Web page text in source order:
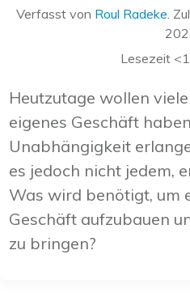
Verfasst von Roul Radeke.
Lesezeit <1
Heutzutage wollen
eigenes Geschäft
Unabhängigkeit
es jedoch nicht jedem,
Was wird benötigt, um
Geschäft aufzubauen
zu bringen?